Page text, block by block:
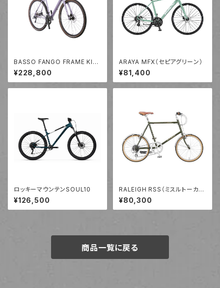
BASSO FANGO FRAME KIT
（SLIVER）
¥228,800
ARAYA MFX（セピアグリーン）
¥81,400
ロッキーマウンテンSOUL10
¥126,500
RALEIGH RSS（ミスルトーカー
キ）
¥80,300
商品一覧に戻る